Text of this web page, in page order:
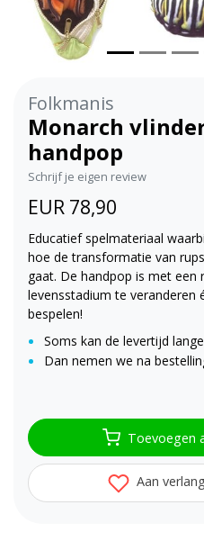
Folkmanis
Monarch
handpop
Schrijf je eigen review
EUR 78,90
Educatief spelmateriaal
hoe de transformatie van
gaat. De handpop is met een
levensstadium te veranderen
bespelen!
Soms kan de levertijd
Dan nemen we na
Toevoegen
Aan